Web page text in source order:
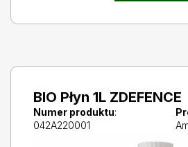
BIO Płyn 1L ZDEFENCE
Numer produktu:
042A220001